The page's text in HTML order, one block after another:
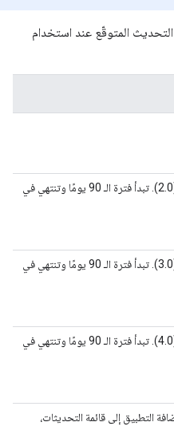
المتوقّع عند استخدام
ينشر المطوّر إصدارًا جديدًا (2.0). تبدأ فترة الـ 90 يومًا وتنتهي في
ينشر المطوّر إصدارًا جديدًا (3.0). تبدأ فترة الـ 90 يومًا وتنتهي في
ينشر المطوّر إصدارًا جديدًا (4.0). تبدأ فترة الـ 90 يومًا وتنتهي في
90 يومًا تتم إضافة التطبيق إلى قائمة التحديثات،